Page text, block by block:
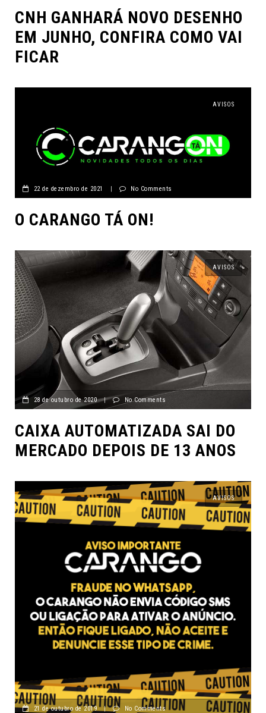
CNH GANHARÁ NOVO DESENHO
EM JUNHO, CONFIRA COMO VAI
FICAR
AVISOS
22 de dezembro de 2021 | No Comments
O CARANGO TÁ ON!
AVISOS
28 de outubro de 2020 | No Comments
CAIXA AUTOMATIZADA SAI DO
MERCADO DEPOIS DE 13 ANOS
AVISOS
21 de outubro de 2019 | No Comments